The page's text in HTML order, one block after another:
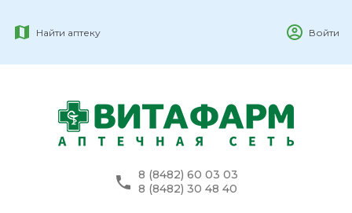
Найти аптеку Войти
8 (8482) 60 03 03
8 (8482) 30 48 40